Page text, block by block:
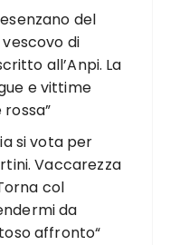
del
vescovo di
all’Anpi. La
e vittime
si vota per
Vaccarezza
col
da
affronto“